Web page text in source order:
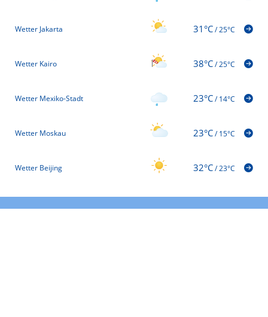
Wetter Jakarta 31°C/25°C
Wetter Kairo 38°C/25°C
Wetter Mexiko-Stadt 23°C/14°C
Wetter Moskau 23°C/15°C
Wetter Beijing 32°C/23°C